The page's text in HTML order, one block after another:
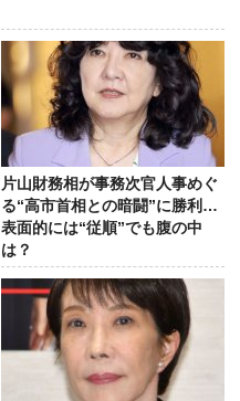
片山財務相が事務次官人事めぐ
る“高市首相との暗闘”に勝利…
表面的には“従順”でも腹の中
は？